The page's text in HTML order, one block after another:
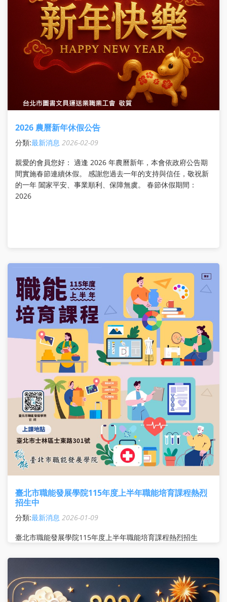
沒公司怎麼保勞保？完整投保指南
最新消息 2026-02-22
離職、接案或沒有公司，還能保勞保嗎？本篇完整解析職業工
會投保方式、費用計算、投保流程與常見風險，並說明如何選
擇制度穩定的單位，如台北市圖書文具運送業職業工會，協助
自由工作者與接案族安心累積勞保年資。
2026 農曆新年休假公告
分類:最新消息 2026-02-09
親愛的會員您好： 適逢 2026 年農曆新年，本會依政府公告期
間實施春節連續休假。 感謝您過去一年的支持與信任，敬祝新
的一年 闔家平安、事業順利、保障無虞。 春節休假期間：
2026
臺北市職能發展學院115年度上半年職能培育課程熱烈
招生中
分類:最新消息 2026-01-09
臺北市職能發展學院115年度上半年職能培育課程熱烈招生
剪輯人員、直播小幫手 AI×行銷×網店設計整合 ：電